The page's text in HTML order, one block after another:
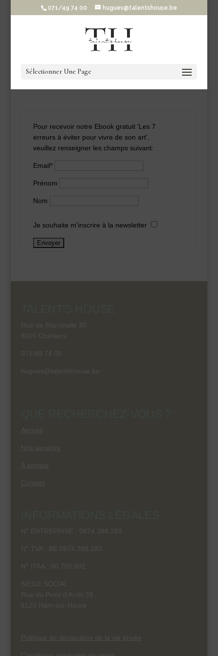
071/49 74 00 hugues@talentshouse.be
Sélectionner Une Page
Pour recevoir notre Ebook gratuit 'Les 7
erreurs à éviter pour vivre de son art',
veuillez renseigner les champs suivant:
Email*
Prénom
Nom
Je souhaite m'inscrire à la newsletter
Rue de Marcinelle 30
6000 Charleroi
071/49 74 00
hugues@talentshouse.be
Accueil
Nos services
À propos
Contact
N° ENTREPRISE : 0874.398.283
N° TVA : BE 0874.398.283
N° ITAA : 50.750.602
SIEGE SOCIAL :
Rue du Point d'Arrêt 39
6120 Ham-sur-Heure
Politique de déclaration de la vie privée